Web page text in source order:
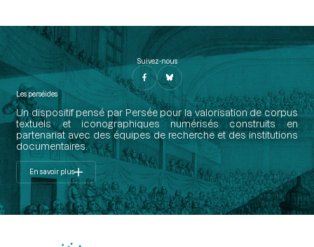
Suivez-nous
Les perséides
Un dispositif pensé par Persée pour la valorisation de corpus
textuels et iconographiques numérisés construits en
partenariat avec des équipes de recherche et des institutions
documentaires.
En savoir plus